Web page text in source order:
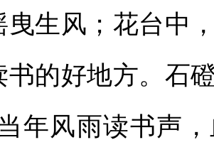
曳生风；花台中
书的好地方。石
年风雨读书声